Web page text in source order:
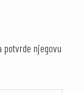
njegovu